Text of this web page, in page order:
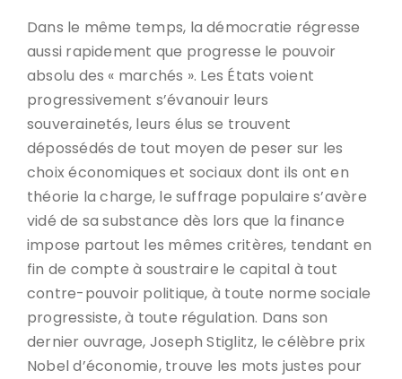
Dans le même temps, la démocratie régresse
aussi rapidement que progresse le pouvoir
absolu des « marchés ». Les États voient
progressivement s’évanouir leurs
souverainetés, leurs élus se trouvent
dépossédés de tout moyen de peser sur les
choix économiques et sociaux dont ils ont en
théorie la charge, le suffrage populaire s’avère
vidé de sa substance dès lors que la finance
impose partout les mêmes critères, tendant en
fin de compte à soustraire le capital à tout
contre-pouvoir politique, à toute norme sociale
progressiste, à toute régulation. Dans son
dernier ouvrage, Joseph Stiglitz, le célèbre prix
Nobel d’économie, trouve les mots justes pour